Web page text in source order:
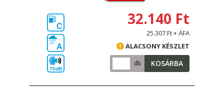
C
A
70dB
32.140 Ft
25.307 Ft + ÁFA
ALACSONY KÉSZLET
db KOSÁRBA